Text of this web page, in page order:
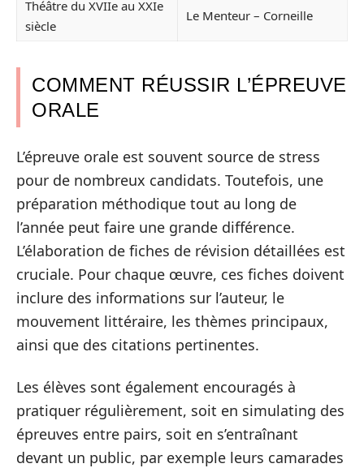
Théâtre du XVIIe au XXIe
siècle
Le Menteur – Corneille
COMMENT RÉUSSIR L’ÉPREUVE
ORALE
L’épreuve orale est souvent source de stress
pour de nombreux candidats. Toutefois, une
préparation méthodique tout au long de
l’année peut faire une grande différence.
L’élaboration de fiches de révision détaillées est
cruciale. Pour chaque œuvre, ces fiches doivent
inclure des informations sur l’auteur, le
mouvement littéraire, les thèmes principaux,
ainsi que des citations pertinentes.
Les élèves sont également encouragés à
pratiquer régulièrement, soit en simulating des
épreuves entre pairs, soit en s’entraînant
devant un public, par exemple leurs camarades